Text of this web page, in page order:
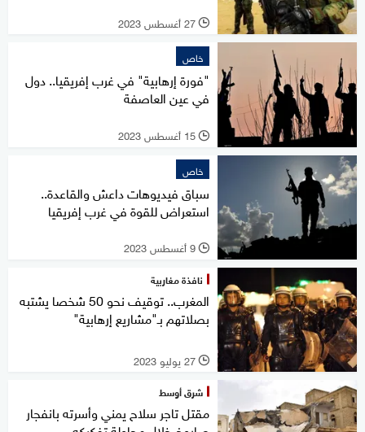
l 27 أغسطس 2023
خاص
"فورة إرهابية" في غرب إفريقيا.. دول
في عين العاصفة
l 15 أغسطس 2023
خاص
سباق فيديوهات داعش والقاعدة..
استعراض للقوة في غرب إفريقيا
l 9 أغسطس 2023
نافذة مغاربية
المغرب.. توقيف نحو 50 شخصا يشتبه
بصلاتهم بـ"مشاريع إرهابية"
l 27 يوليو 2023
شرق أوسط
مقتل تاجر سلاح يمني وأسرته بانفجار